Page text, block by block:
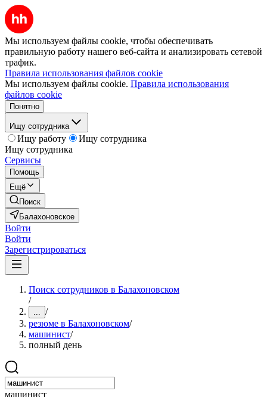
Мы используем файлы cookie, чтобы обеспечивать
правильную работу нашего веб-сайта и анализировать сетевой
трафик.
Правила использования файлов cookie
Мы используем файлы cookie. Правила использования
файлов cookie
Понятно
Ищу сотрудника
Ищу работу
Ищу сотрудника
Ищу сотрудника
Сервисы
Помощь
Ещё
Поиск
Балахоновское
Войти
Войти
Зарегистрироваться
Поиск сотрудников в Балахоновском
/
... /
резюме в Балахоновском/
машинист/
полный день
машинист